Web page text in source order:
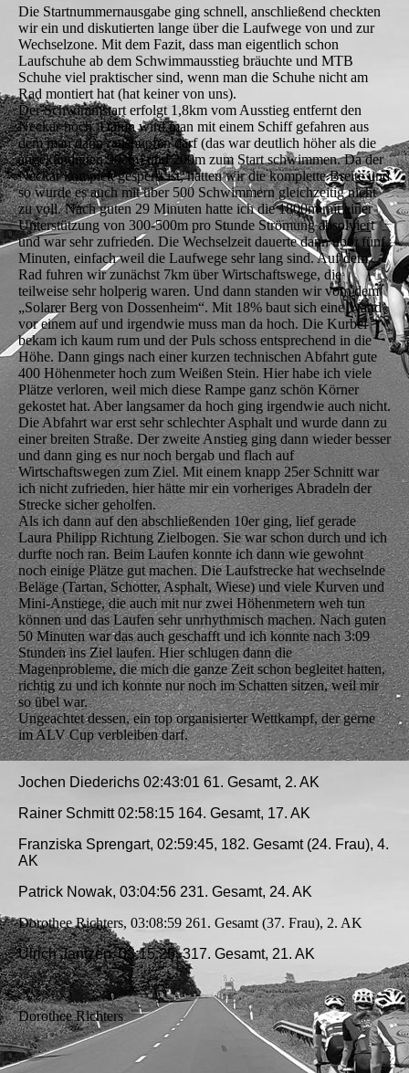
Die Startnummernausgabe ging schnell, anschließend checkten
wir ein und diskutierten lange über die Laufwege von und zur
Wechselzone. Mit dem Fazit, dass man eigentlich schon
Laufschuhe ab dem Schwimmausstieg bräuchte und MTB
Schuhe viel praktischer sind, wenn man die Schuhe nicht am
Rad montiert hat (hat keiner von uns).
Der Schwimmstart erfolgt 1,8km vom Ausstieg entfernt den
Neckar hoch. Dahin wird man mit einem Schiff gefahren aus
dem man dann raushüpfen darf (das war deutlich höher als die
angekündigten 90cm) und 200m zum Start schwimmen. Da der
Neckar komplett gesperrt ist, hatten wir die komplette Breite und
so wurde es auch mit über 500 Schwimmern gleichzeitig nicht
zu voll. Nach guten 29 Minuten hatte ich die 1800m mit einer
Unterstützung von 300-500m pro Stunde Strömung absolviert
und war sehr zufrieden. Die Wechselzeit dauerte dann über fünf
Minuten, einfach weil die Laufwege sehr lang sind. Auf dem
Rad fuhren wir zunächst 7km über Wirtschaftswege, die
teilweise sehr holperig waren. Und dann standen wir vom dem
„Solarer Berg von Dossenheim“. Mit 18% baut sich eine Wand
vor einem auf und irgendwie muss man da hoch. Die Kurbel
bekam ich kaum rum und der Puls schoss entsprechend in die
Höhe. Dann gings nach einer kurzen technischen Abfahrt gute
400 Höhenmeter hoch zum Weißen Stein. Hier habe ich viele
Plätze verloren, weil mich diese Rampe ganz schön Körner
gekostet hat. Aber langsamer da hoch ging irgendwie auch nicht.
Die Abfahrt war erst sehr schlechter Asphalt und wurde dann zu
einer breiten Straße. Der zweite Anstieg ging dann wieder besser
und dann ging es nur noch bergab und flach auf
Wirtschaftswegen zum Ziel. Mit einem knapp 25er Schnitt war
ich nicht zufrieden, hier hätte mir ein vorheriges Abradeln der
Strecke sicher geholfen.
Als ich dann auf den abschließenden 10er ging, lief gerade
Laura Philipp Richtung Zielbogen. Sie war schon durch und ich
durfte noch ran. Beim Laufen konnte ich dann wie gewohnt
noch einige Plätze gut machen. Die Laufstrecke hat wechselnde
Beläge (Tartan, Schotter, Asphalt, Wiese) und viele Kurven und
Mini-Anstiege, die auch mit nur zwei Höhenmetern weh tun
können und das Laufen sehr unrhythmisch machen. Nach guten
50 Minuten war das auch geschafft und ich konnte nach 3:09
Stunden ins Ziel laufen. Hier schlugen dann die
Magenprobleme, die mich die ganze Zeit schon begleitet hatten,
richtig zu und ich konnte nur noch im Schatten sitzen, weil mir
so übel war.
Ungeachtet dessen, ein top organisierter Wettkampf, der gerne
im ALV Cup verbleiben darf.
Jochen Diederichs 02:43:01 61. Gesamt, 2. AK
Rainer Schmitt 02:58:15 164. Gesamt, 17. AK
Franziska Sprengart, 02:59:45, 182. Gesamt (24. Frau), 4.
AK
Patrick Nowak, 03:04:56 231. Gesamt, 24. AK
Dorothee Richters, 03:08:59 261. Gesamt (37. Frau), 2. AK
Ulrich Jantzen, 03:15:25, 317. Gesamt, 21. AK
Dorothee Richters